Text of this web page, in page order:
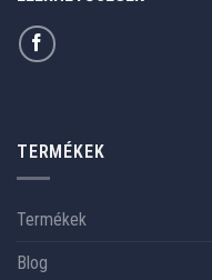
TERMÉKEK
Termékek
Blog